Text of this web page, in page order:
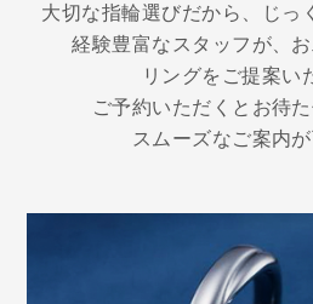
大切な指輪選びだから、じっ
経験豊富なスタッフが、
リングをご提案い
ご予約いただくとお待
スムーズなご案内が